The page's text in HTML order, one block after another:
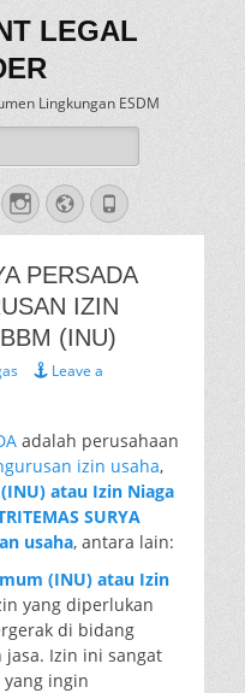
LEGAL
Lingkungan ESDM
Instagram
WebsitePhone
PERSADA
IZIN
(INU)
Leave a
adalah perusahaan
izin usaha,
atau Izin Niaga
SURYA
usaha, antara lain:
(INU) atau Izin
yang diperlukan
di bidang
Izin ini sangat
ingin